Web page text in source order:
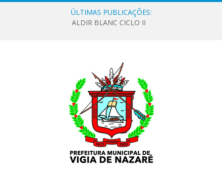
ÚLTIMAS PUBLICAÇÕES:
ALDIR BLANC CICLO II